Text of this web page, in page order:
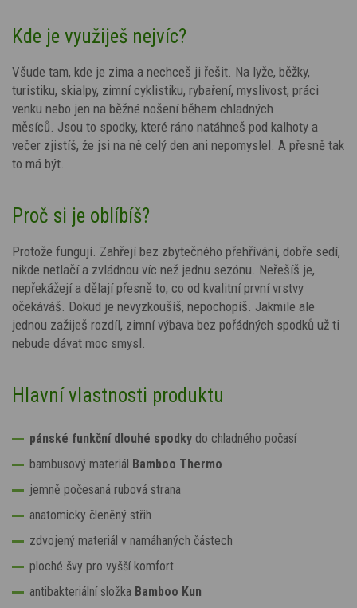
Kde je využiješ nejvíc?
Všude tam, kde je zima a nechceš ji řešit. Na lyže, běžky,
turistiku, skialpy, zimní cyklistiku, rybaření, myslivost, práci
venku nebo jen na běžné nošení během chladných
měsíců. Jsou to spodky, které ráno natáhneš pod kalhoty a
večer zjistíš, že jsi na ně celý den ani nepomyslel. A přesně tak
to má být.
Proč si je oblíbíš?
Protože fungují. Zahřejí bez zbytečného přehřívání, dobře sedí,
nikde netlačí a zvládnou víc než jednu sezónu. Neřešíš je,
nepřekážejí a dělají přesně to, co od kvalitní první vrstvy
očekáváš. Dokud je nevyzkoušíš, nepochopíš. Jakmile ale
jednou zažiješ rozdíl, zimní výbava bez pořádných spodků už ti
nebude dávat moc smysl.
Hlavní vlastnosti produktu
pánské funkční dlouhé spodky do chladného počasí
bambusový materiál Bamboo Thermo
jemně počesaná rubová strana
anatomicky členěný střih
zdvojený materiál v namáhaných částech
ploché švy pro vyšší komfort
antibakteriální složka Bamboo Kun